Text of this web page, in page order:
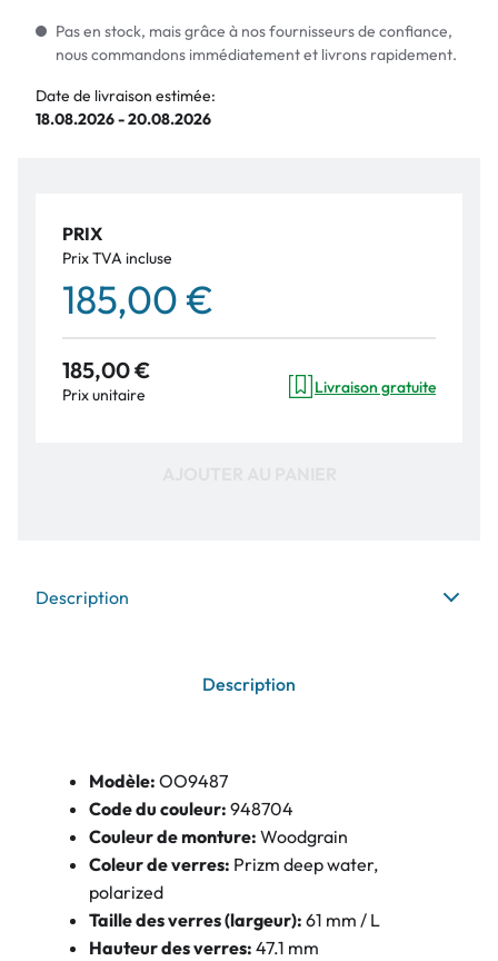
Pas en stock, mais grâce à nos fournisseurs de confiance,
nous commandons immédiatement et livrons rapidement.
Date de livraison estimée:
18.08.2026 - 20.08.2026
PRIX
Prix TVA incluse
185,00 €
185,00 €
Prix unitaire Livraison gratuite
Description
Description
Modèle: OO9487
Code du couleur: 948704
Couleur de monture: Woodgrain
Coleur de verres: Prizm deep water,
polarized
Taille des verres (largeur): 61 mm / L
Hauteur des verres: 47.1 mm